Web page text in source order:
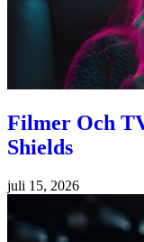
Filmer Och
Shields
juli 15, 2026